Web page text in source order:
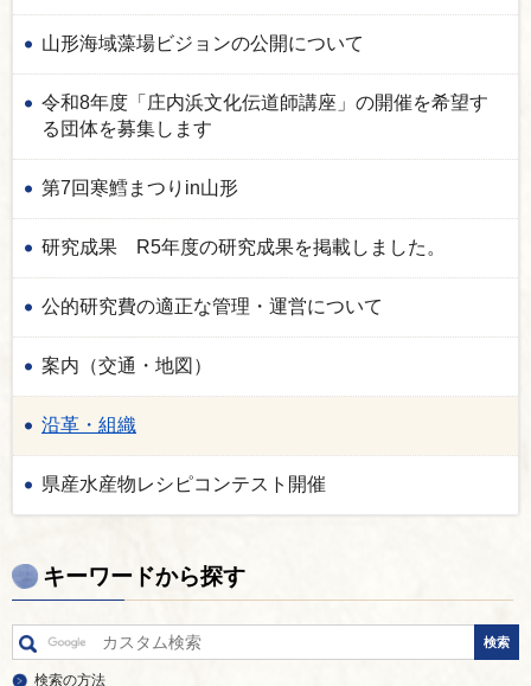
山形海域藻場ビジョンの公開について
令和8年度「庄内浜文化伝道師講座」の開催を希望す
る団体を募集します
第7回寒鱈まつりin山形
研究成果 R5年度の研究成果を掲載しました。
公的研究費の適正な管理・運営について
案内（交通・地図）
沿革・組織
県産水産物レシピコンテスト開催
キーワードから探す
検索の方法